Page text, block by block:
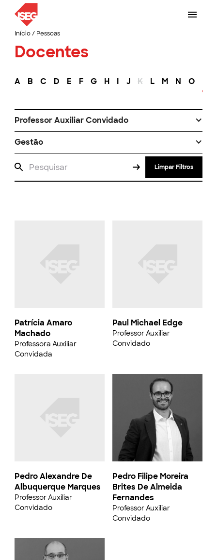
Início/ Pessoas
Docentes
A B C D E F G H I J K L M N O
Professor Auxiliar Convidado
Gestão
Limpar Filtros
Patrícia Amaro
Machado
Professora Auxiliar
Convidada
Pedro Alexandre De
Albuquerque Marques
Professor Auxiliar
Convidado
Paul Michael Edge
Professor Auxiliar
Convidado
Pedro Filipe Moreira
Brites De Almeida
Fernandes
Professor Auxiliar
Convidado